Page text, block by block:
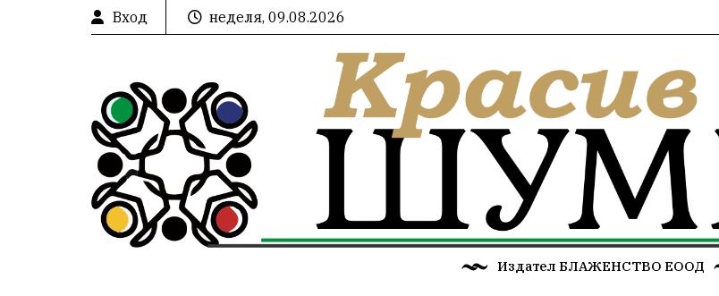
Вход неделя, 09.08.2026
Издател БЛАЖЕНСТВО ЕООД